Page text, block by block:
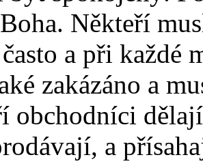
Někteří
a při každé
zakázáno a
obchodníci
a